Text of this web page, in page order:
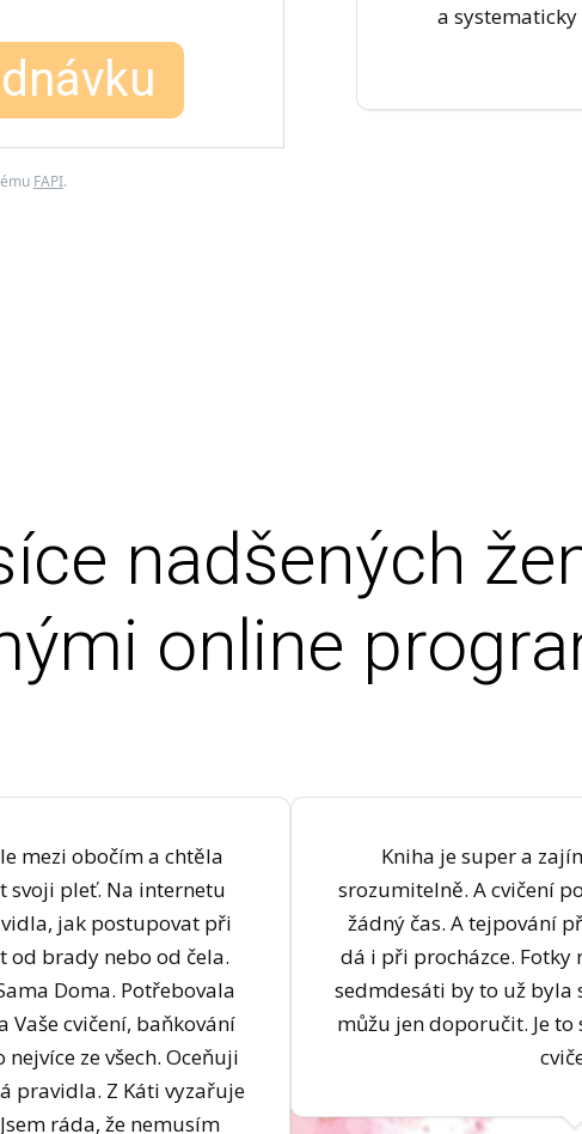
FAPI.
a
nadšených
online
mezi obočím a chtěla
svoji pleť. Na internetu
jak postupovat při
od brady nebo od čela.
Doma. Potřebovala
Vaše cvičení, baňkování
ze všech. Oceňuji
pravidla. Z Káti vyzařuje
ráda, že nemusím
Kniha je super a
srozumitelně. A cvičení
žádný čas. A tejpování
dá i při procházce. Fotky
sedmdesáti by to už byla
můžu jen doporučit. Je to